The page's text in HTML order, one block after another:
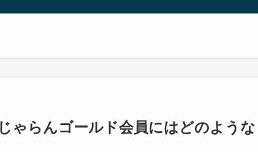
ゃらんゴールド会員にはどのような